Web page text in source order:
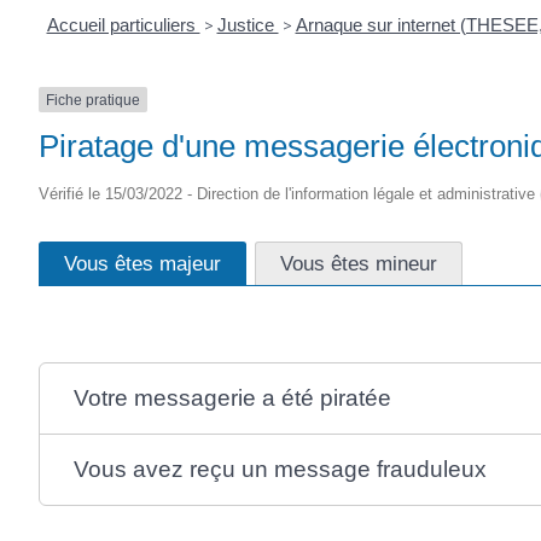
Accueil particuliers > Justice > Arnaque sur internet
Fiche pratique
Piratage d'une messagerie
Vérifié le 15/03/2022 - Direction de l'information légale et administrative
Vous êtes majeur Vous êtes mineur
Votre messagerie a été piratée
Vous avez reçu un message frauduleux